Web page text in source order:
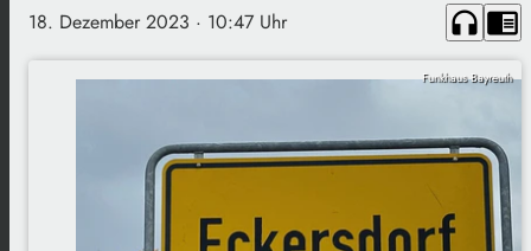
18. Dezember 2023 · 10:47 Uhr headphones chrome_reader_mode
Funkhaus Bayreuth